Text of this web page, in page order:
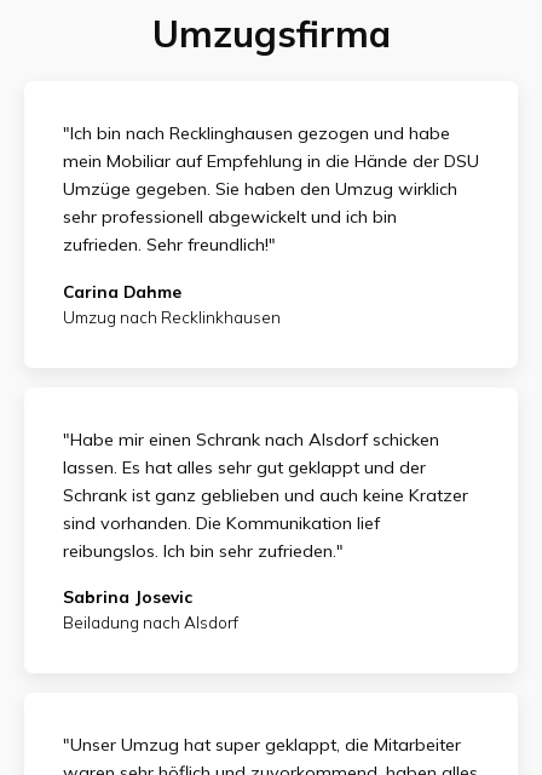
Umzugsfirma
"Ich bin nach Recklinghausen gezogen und habe
mein Mobiliar auf Empfehlung in die Hände der DSU
Umzüge gegeben. Sie haben den Umzug wirklich
sehr professionell abgewickelt und ich bin
zufrieden. Sehr freundlich!"
Carina Dahme
Umzug nach Recklinkhausen
"Habe mir einen Schrank nach Alsdorf schicken
lassen. Es hat alles sehr gut geklappt und der
Schrank ist ganz geblieben und auch keine Kratzer
sind vorhanden. Die Kommunikation lief
reibungslos. Ich bin sehr zufrieden."
Sabrina Josevic
Beiladung nach Alsdorf
"Unser Umzug hat super geklappt, die Mitarbeiter